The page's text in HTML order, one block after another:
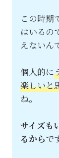
この時期
はいるの
えないん
個人的に
楽しいと
ね。
サイズも
るからで